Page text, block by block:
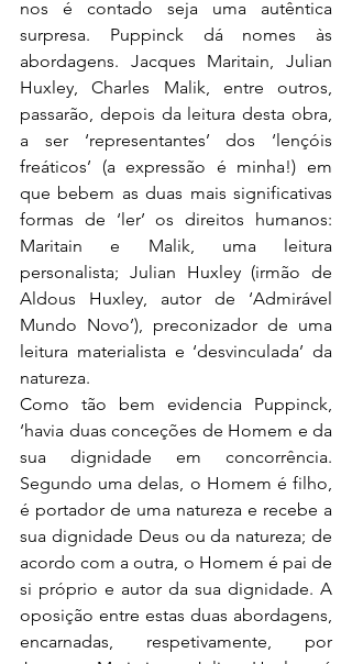
nos é contado seja uma autêntica
surpresa. Puppinck dá nomes às
abordagens. Jacques Maritain, Julian
Huxley, Charles Malik, entre outros,
passarão, depois da leitura desta obra,
a ser ‘representantes’ dos ‘lençóis
freáticos’ (a expressão é minha!) em
que bebem as duas mais significativas
formas de ‘ler’ os direitos humanos:
Maritain e Malik, uma leitura
personalista; Julian Huxley (irmão de
Aldous Huxley, autor de ‘Admirável
Mundo Novo’), preconizador de uma
leitura materialista e ‘desvinculada’ da
natureza.
Como tão bem evidencia Puppinck,
‘havia duas conceções de Homem e da
sua dignidade em concorrência.
Segundo uma delas, o Homem é filho,
é portador de uma natureza e recebe a
sua dignidade Deus ou da natureza; de
acordo com a outra, o Homem é pai de
si próprio e autor da sua dignidade. A
oposição entre estas duas abordagens,
encarnadas, respetivamente, por